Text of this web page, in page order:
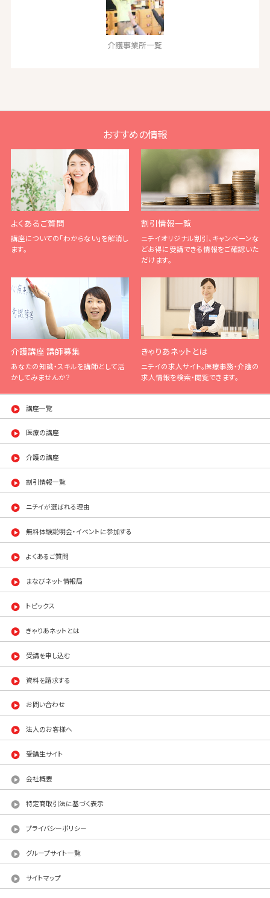
介護事業所一覧
おすすめの情報
よくあるご質問
講座についての「わからない」を解消し
ます。
割引情報一覧
ニチイオリジナル割引、キャンペーンな
どお得に受講できる情報をご確認いた
だけます。
介護講座 講師募集
あなたの知識・スキルを講師として活
かしてみませんか？
きゃりあネットとは
ニチイの求人サイト。医療事務・介護の
求人情報を検索・閲覧できます。
講座一覧
医療の講座
介護の講座
割引情報一覧
ニチイが選ばれる理由
無料体験説明会・イベントに参加する
よくあるご質問
まなびネット情報局
トピックス
きゃりあネットとは
受講を申し込む
資料を請求する
お問い合わせ
法人のお客様へ
受講生サイト
会社概要
特定商取引法に基づく表示
プライバシーポリシー
グループサイト一覧
サイトマップ